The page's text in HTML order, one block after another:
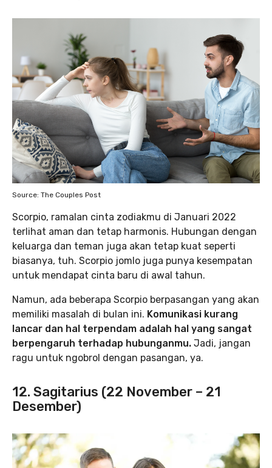
Source: The Couples Post
Scorpio, ramalan cinta zodiakmu di Januari 2022
terlihat aman dan tetap harmonis. Hubungan dengan
keluarga dan teman juga akan tetap kuat seperti
biasanya, tuh. Scorpio jomlo juga punya kesempatan
untuk mendapat cinta baru di awal tahun.
Namun, ada beberapa Scorpio berpasangan yang akan
memiliki masalah di bulan ini. Komunikasi kurang
lancar dan hal terpendam adalah hal yang sangat
berpengaruh terhadap hubunganmu. Jadi, jangan
ragu untuk ngobrol dengan pasangan, ya.
12. Sagitarius (22 November – 21
Desember)